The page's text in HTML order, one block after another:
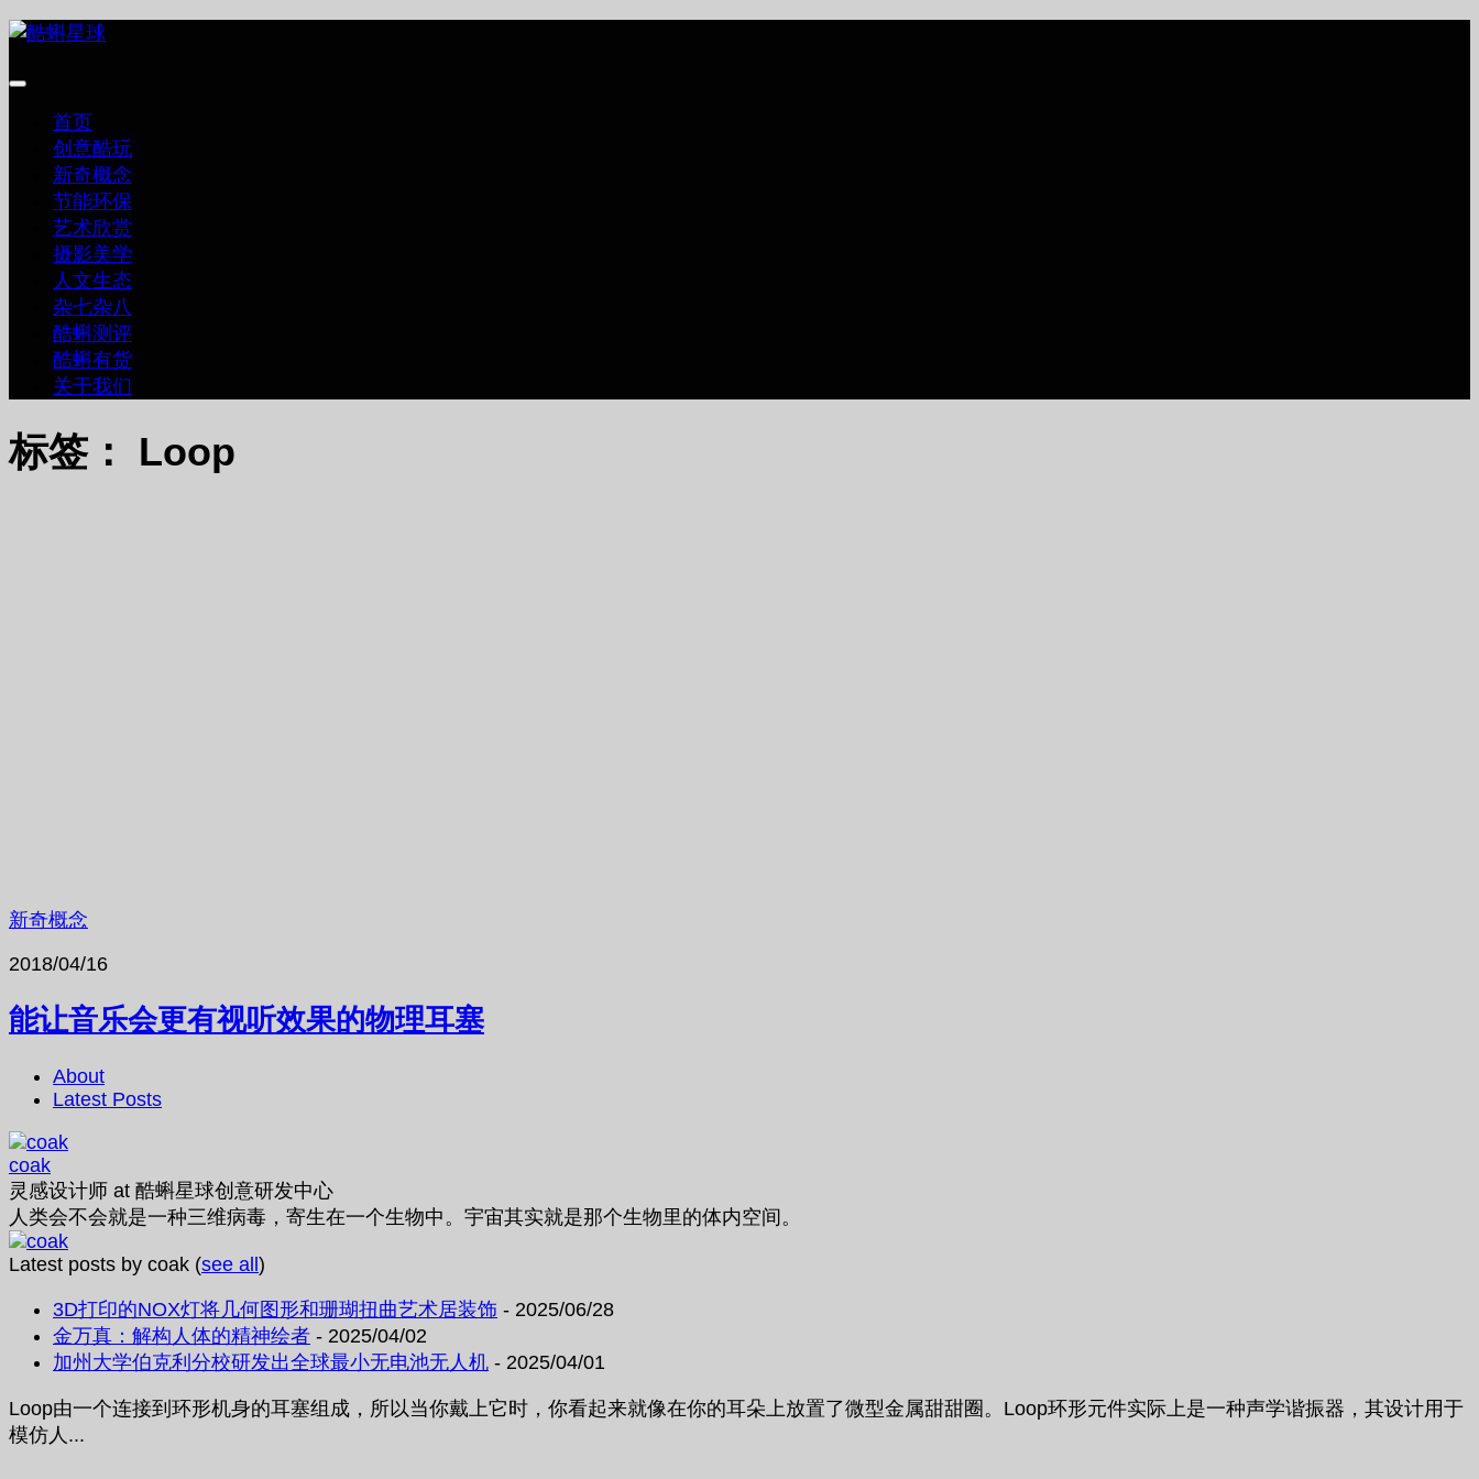
跳
内
首页
创意酷玩
新奇概念
节能环保
艺术欣赏
摄影美学
人文生态
杂七杂八
酷蝌测评
酷蝌有货
关于我们
标签： Loop
新奇概念
2018/04/16
能让音乐会更有视听效果的物理耳塞
About
Latest Posts
coak
灵感设计师 at 酷蝌星球创意研发中心
人类会不会就是一种三维病毒，寄生在一个生物中。宇宙其实就是那个生物里的体内空间。
Latest posts by coak (see all)
3D打印的NOX灯将几何图形和珊瑚扭曲艺术居装饰 - 2025/06/28
金万真：解构人体的精神绘者 - 2025/04/02
加州大学伯克利分校研发出全球最小无电池无人机 - 2025/04/01
Loop由一个连接到环形机身的耳塞组成，所以当你戴上它时，你看起来就像在你的耳朵上放置了微型金属甜甜圈。Loop环形元件实际上是一种声学谐振器，其设计用于
模仿人...